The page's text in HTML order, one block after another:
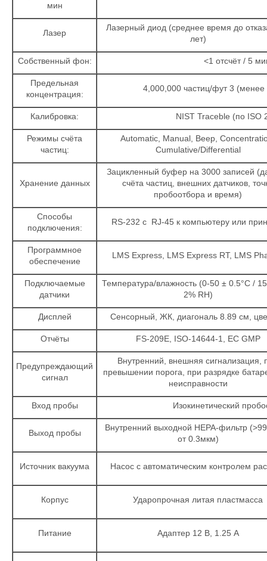
мин
Лазер
Лазерный диод (среднее время до
лет)
Собственный фон: <1 отсчёт / 5
Предельная
концентрация:
4,000,000 частиц/фут 3 (менее
Калибровка: NIST Traceble (по ISO
Режимы счёта
частиц:
Automatic, Manual, Beep,
Cumulative/Differential
Хранение данных
Зацикленный буфер на 3000 записей
счёта частиц, внешних датчиков,
пробоотбора и время)
Способы
подключения:
RS-232 с RJ-45 к компьютеру или
Программное
обеспечение
LMS Express, LMS Express RT, LMS
Подключаемые
датчики
Температура/влажность (0-50 ± 0.5°С /
2% RH)
Дисплей Сенсорный, ЖК, диагональ 8.89 см,
Отчёты FS-209E, ISO-14644-1, EC GMP
Предупреждающий
сигнал
Внутренний, внешняя сигнализация,
превышении порога, при разрядке
неисправности
Вход пробы Изокинетический
Выход пробы
Внутренний выходной НЕРА-фильтр
от 0.3мкм)
Источник вакуума Насос с автоматическим контролем
Корпус Ударопрочная литая пластмасса
Питание Адаптер 12 В, 1.25 А